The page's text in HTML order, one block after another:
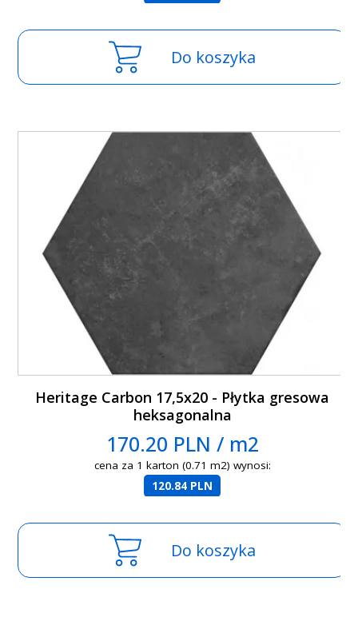
Do koszyka
Heritage Carbon 17,5x20 - Płytka gresowa
heksagonalna
170.20 PLN / m2
cena za 1 karton (0.71 m2) wynosi:
120.84 PLN
Do koszyka